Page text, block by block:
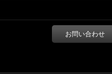
お問い合わせ